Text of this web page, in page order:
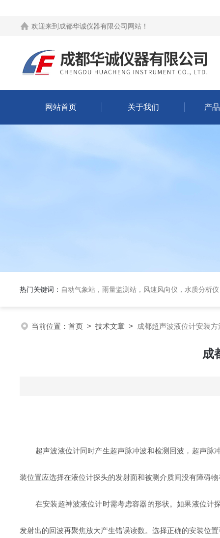
欢迎来到 成都华诚仪器有限公司网站 ！
网站首页 关于我们 产
热门关键词： 自动气象站，雨量监测站，风速风向仪，水质分析
当前位置： 首页 > 技术文章 > 成都超声波液位计安装
成
超声波液位计同时产生超声脉冲波和检测回波，超声脉
装位置应选择在液位计探头的发射面和被测介质间没有障碍
在安装超神波液位计时需考虑容器的形状。如果液位计
发射出的回波再聚焦放大产生错误读数。选择正确的安装位